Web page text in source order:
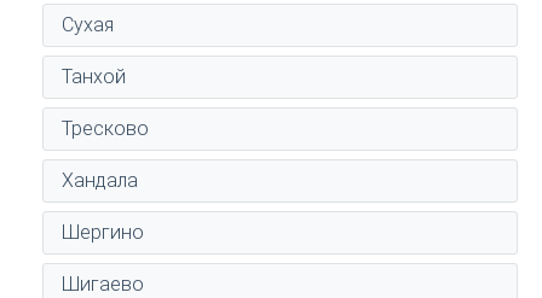
Сухая
Танхой
Тресково
Хандала
Шергино
Шигаево